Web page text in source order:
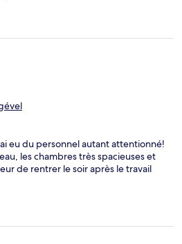
eu du personnel autant attentionné!
les chambres très spacieuses et
de rentrer le soir après le travail